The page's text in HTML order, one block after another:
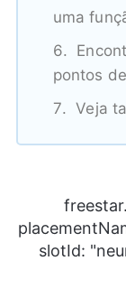
uma
pontos
Veja
slotId: